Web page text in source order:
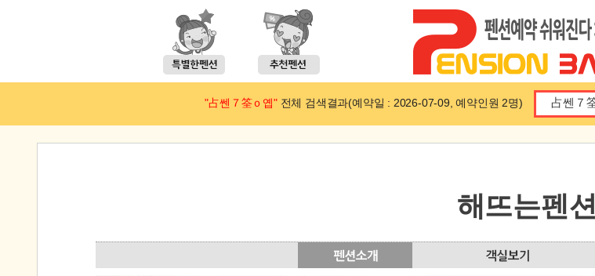
"占쎈７筌ｏ옙"전체 검색결과(예약일 : 2026-07-09, 예약인원 2명)
해뜨는펜션